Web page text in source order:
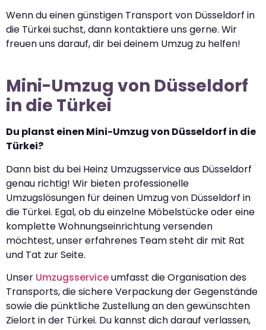
Wenn du einen günstigen Transport von Düsseldorf in
die Türkei suchst, dann kontaktiere uns gerne. Wir
freuen uns darauf, dir bei deinem Umzug zu helfen!
Mini-Umzug von Düsseldorf
in die Türkei
Du planst einen Mini-Umzug von Düsseldorf in die
Türkei?
Dann bist du bei Heinz Umzugsservice aus Düsseldorf
genau richtig! Wir bieten professionelle
Umzugslösungen für deinen Umzug von Düsseldorf in
die Türkei. Egal, ob du einzelne Möbelstücke oder eine
komplette Wohnungseinrichtung versenden
möchtest, unser erfahrenes Team steht dir mit Rat
und Tat zur Seite.
Unser Umzugsserviceumfasst die Organisation des
Transports, die sichere Verpackung der Gegenstände
sowie die pünktliche Zustellung an den gewünschten
Zielort in der Türkei. Du kannst dich darauf verlassen,